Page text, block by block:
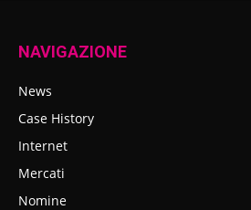
NAVIGAZIONE
News
Case History
Internet
Mercati
Nomine